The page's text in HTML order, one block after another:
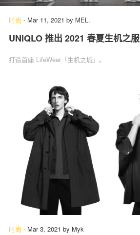
时尚 - Mar 11, 2021 by MEL.
UNIQLO 推出 2021 春夏生机之服
打造首座 LifeWear「生机之城」。
时尚 - Mar 3, 2021 by Myk